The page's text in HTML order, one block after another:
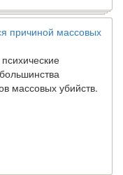
причиной массовых
массовых убийств.